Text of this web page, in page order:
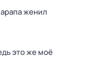
женил
это же моё